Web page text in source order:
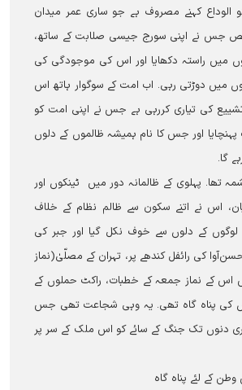
الوداع کہنے مصروف ہے جو ساری عمر میدان
جس نے اپنی سورج جیسی صلابت کے ساتھ،
میں راستہ دکھایا اور اس کی موجودگی کی
میں دوڑتی رہی۔ اب امت کے سوگوار ہاتھ اس
کی تیاری کررہی ہے جس نے اپنی امت کو
اور جس کا نام ہمیشہ ظالموں کے دلوں
گا۔
تھا۔ پہلوی کے ظالمانہ دور میں ٹینکوں اور
اس نے اتنے سکون سے ظالم نظام کے خلاف
لوگوں کے دلوں سے خوف نکل گیا اور جبر کی
کی رائفل کندھے پر، تہران کے مصلّیٰ(نماز
کے نماز جمعہ کے خطبات، راکٹ حملوں کے
کی پناہ گاہ تھی۔ یہ وہی شجاعت تھی جس
دنوں تک جنگ کے سائے کو اس ملک کے سر پر
کے لئے پناہ گاہ